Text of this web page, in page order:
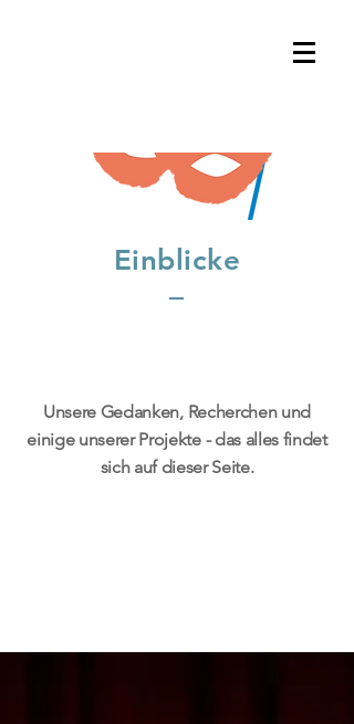
Einblicke
Unsere Gedanken, Recherchen und
einige unserer Projekte - das alles findet
sich auf dieser Seite.